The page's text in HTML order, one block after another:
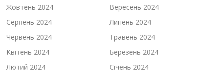
Жовтень 2024
Вересень 2024
Серпень 2024
Липень 2024
Червень 2024
Травень 2024
Квітень 2024
Березень 2024
Лютий 2024
Січень 2024